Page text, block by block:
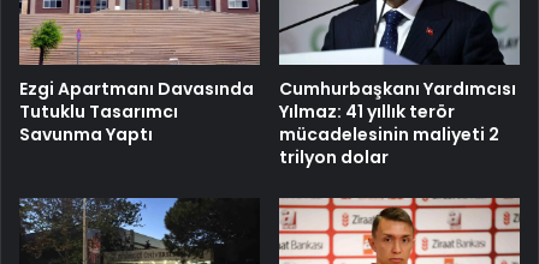
Ezgi Apartmanı Davasında
Tutuklu Tasarımcı
Savunma Yaptı
Cumhurbaşkanı Yardımcısı
Yılmaz: 41 yıllık terör
mücadelesinin maliyeti 2
trilyon dolar